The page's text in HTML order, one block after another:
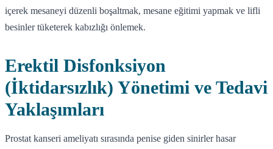
içerek mesaneyi düzenli boşaltmak, mesane eğitimi yapmak ve lifli
besinler tüketerek kabızlığı önlemek.
Erektil Disfonksiyon
(İktidarsızlık) Yönetimi ve Tedavi
Yaklaşımları
Prostat kanseri ameliyatı sırasında penise giden sinirler hasar